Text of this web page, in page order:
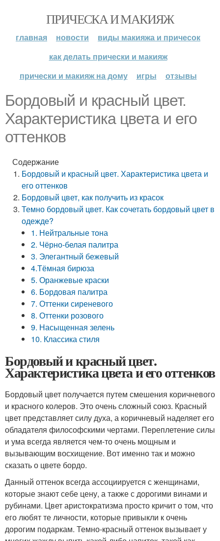
ПРИЧЕСКА И МАКИЯЖ
главная новости
виды макияжа и причесок
как делать прически и макияж
прически и макияж на дому
игры отзывы
Бордовый и красный цвет.
Характеристика цвета и его
оттенков
Содержание
Бордовый и красный цвет. Характеристика цвета и
его оттенков
Бордовый цвет, как получить из красок
Темно бордовый цвет. Как сочетать бордовый цвет в
одежде?
1. Нейтральные тона
2. Чёрно-белая палитра
3. Элегантный бежевый
4.Тёмная бирюза
5. Оранжевые краски
6. Бордовая палитра
7. Оттенки сиреневого
8. Оттенки розового
9. Насыщенная зелень
10. Классика стиля
Бордовый и красный цвет.
Характеристика цвета и его оттенков
Бордовый цвет получается путем смешения коричневого
и красного колеров. Это очень сложный союз. Красный
цвет представляет силу духа, а коричневый наделяет его
обладателя философскими чертами. Переплетение силы
и ума всегда является чем-то очень мощным и
вызывающим восхищение. Вот именно так и можно
сказать о цвете бордо.
Данный оттенок всегда ассоциируется с женщинами,
которые знают себе цену, а также с дорогими винами и
рубинами. Цвет аристократизма просто кричит о том, что
его любят те личности, которые привыкли к очень
дорогим подаркам. Темно-красный оттенок вызывает у